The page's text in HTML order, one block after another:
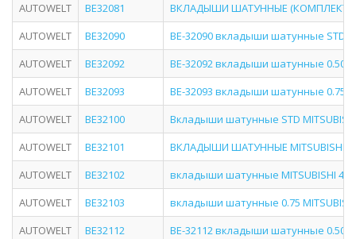
AUTOWELT
BE32081
ВКЛАДЫШИ ШАТУННЫЕ (КОМПЛЕКТ)
AUTOWELT
BE32090
BE-32090 вкладыши шатунные STD
AUTOWELT
BE32092
BE-32092 вкладыши шатунные 0.50
AUTOWELT
BE32093
BE-32093 вкладыши шатунные 0.75
AUTOWELT
BE32100
Вкладыши шатунные STD
AUTOWELT
BE32101
ВКЛАДЫШИ ШАТУННЫЕ MITSUBISHI
AUTOWELT
BE32102
вкладыши шатунные MITSUBISHI
AUTOWELT
BE32103
вкладыши шатунные 0.75
AUTOWELT
BE32112
BE-32112 вкладыши шатунные 0.50